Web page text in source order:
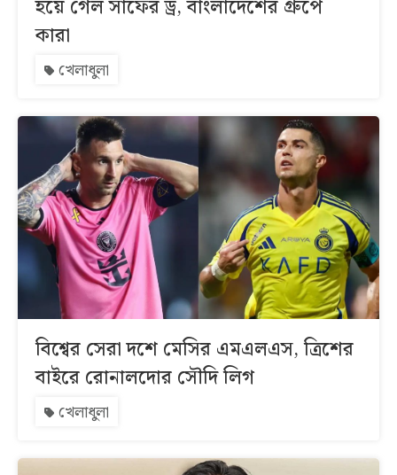
হয়ে গেল সাফের ড্র, বাংলাদেশের গ্রুপে
কারা
খেলাধুলা
বিশ্বের সেরা দশে মেসির এমএলএস, ত্রিশের
বাইরে রোনালদোর সৌদি লিগ
খেলাধুলা